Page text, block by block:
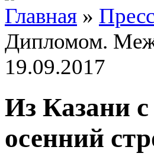
Главная »
Дипломом.
19.09.2017
Из Казани
осенний